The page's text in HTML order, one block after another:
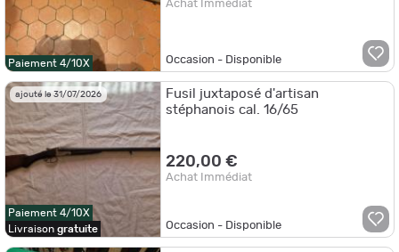
Paiement 4/10X
Achat Immédiat
Occasion - Disponible
ajouté le 31/07/2026
Paiement 4/10X
Livraison gratuite
Fusil juxtaposé d'artisan
stéphanois cal. 16/65
220,00 €
Achat Immédiat
Occasion - Disponible